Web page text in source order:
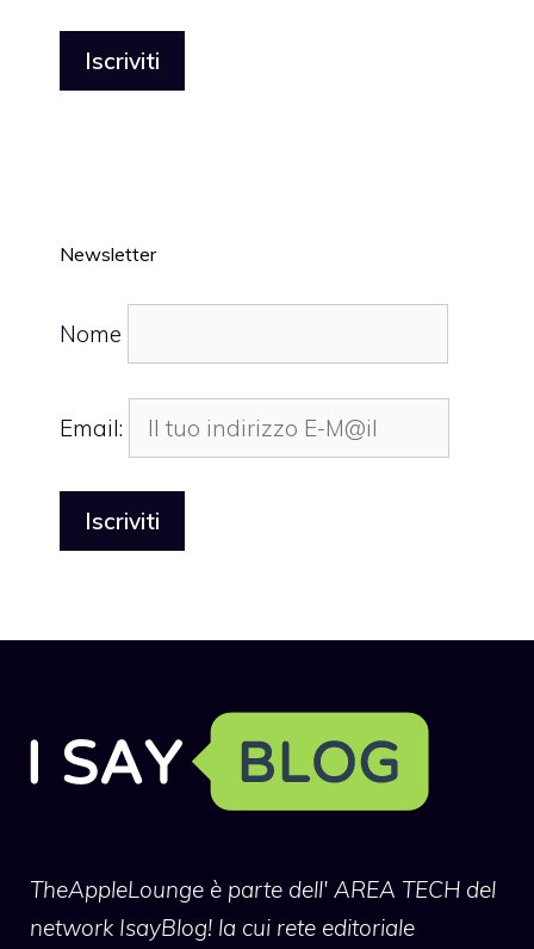
Newsletter
Nome
Email:
TheAppleLounge è parte dell' AREA TECH del
network IsayBlog! la cui rete editoriale